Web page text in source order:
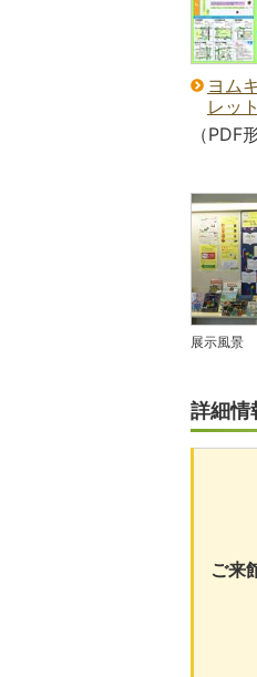
ヨム
レット
（PDF
展示風景
詳細情
ご来